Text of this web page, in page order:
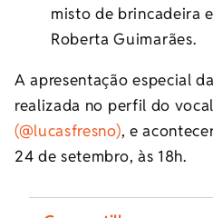
misto de brincadeira
Roberta Guimarães.
A apresentação especial
realizada no perfil do
(@lucasfresno), e
24 de setembro, às 18h.